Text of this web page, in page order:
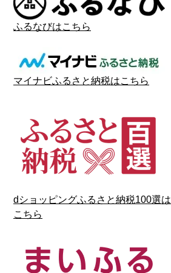
ふるなびはこちら
マイナビふるさと納税はこちら
dショッピングふるさと納税100選は
こちら